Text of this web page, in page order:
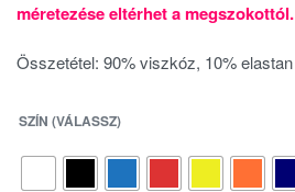
méretezése eltérhet a megszokottól.
Összetétel: 90% viszkóz, 10% elastan
SZÍN (VÁLASSZ)